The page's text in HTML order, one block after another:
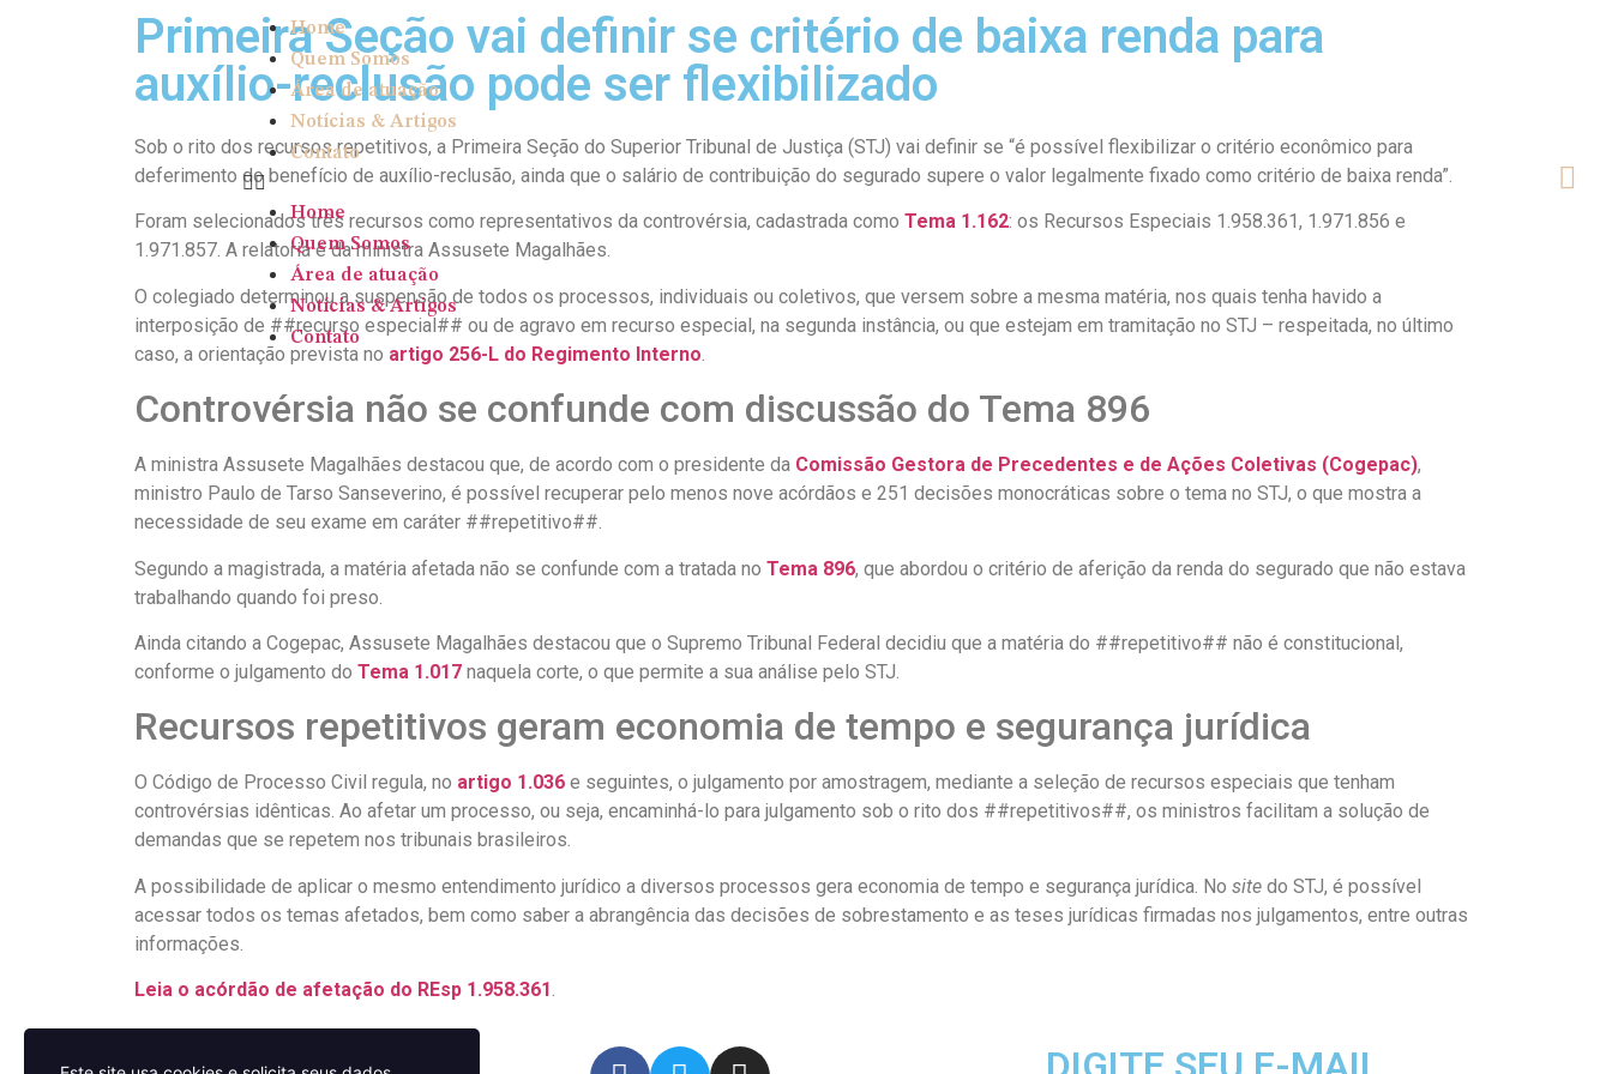
Home
Quem Somos
Área de atuação
Notícias & Artigos
Contato
Home
Quem Somos
Área de atuação
Notícias & Artigos
Contato
Primeira Seção vai definir se critério de baixa renda para
auxílio-reclusão pode ser flexibilizado
Sob o rito dos recursos repetitivos, a Primeira Seção do Superior Tribunal de Justiça (STJ) vai definir se “é possível flexibilizar o critério econômico para
deferimento do benefício de auxílio-reclusão, ainda que o salário de contribuição do segurado supere o valor legalmente fixado como critério de baixa renda”.
Foram selecionados três recursos como representativos da controvérsia, cadastrada como Tema 1.162: os Recursos Especiais 1.958.361, 1.971.856 e
1.971.857. A relatoria é da ministra Assusete Magalhães.
O colegiado determinou a suspensão de todos os processos, individuais ou coletivos, que versem sobre a mesma matéria, nos quais tenha havido a
interposição de ##recurso especial## ou de agravo em recurso especial, na segunda instância, ou que estejam em tramitação no STJ – respeitada, no último
caso, a orientação prevista no artigo 256-L do Regimento Interno
Controvérsia não se confunde com discussão do Tema 896
A ministra Assusete Magalhães destacou que, de acordo com o presidente da Comissão Gestora de Precedentes e de Ações Coletivas (Cogepac),
ministro Paulo de Tarso Sanseverino, é possível recuperar pelo menos nove acórdãos e 251 decisões monocráticas sobre o tema no STJ, o que mostra a
necessidade de seu exame em caráter ##repetitivo##.
Segundo a magistrada, a matéria afetada não se confunde com a tratada no Tema 896, que abordou o critério de aferição da renda do segurado que não estava
trabalhando quando foi preso.
Ainda citando a Cogepac, Assusete Magalhães destacou que o Supremo Tribunal Federal decidiu que a matéria do ##repetitivo## não é constitucional,
conforme o julgamento do Tema 1.017 naquela corte, o que permite a sua análise pelo STJ.
Recursos repetitivos geram economia de tempo e segurança jurídica
O Código de Processo Civil regula, no artigo 1.036 e seguintes, o julgamento por amostragem, mediante a seleção de recursos especiais que tenham
controvérsias idênticas. Ao afetar um processo, ou seja, encaminhá-lo para julgamento sob o rito dos ##repetitivos##, os ministros facilitam a solução de
demandas que se repetem nos tribunais brasileiros.
A possibilidade de aplicar o mesmo entendimento jurídico a diversos processos gera economia de tempo e segurança jurídica. No site do STJ, é possível
acessar todos os temas afetados, bem como saber a abrangência das decisões de sobrestamento e as teses jurídicas firmadas nos julgamentos, entre outras
informações.
Leia o acórdão de afetação do REsp 1.958.361.